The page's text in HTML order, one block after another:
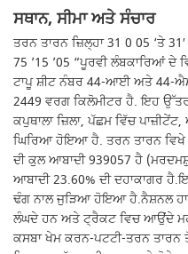
ਸਥਾਨ, ਸੀਮਾ ਅਤੇ ਸੰਚਾਰ
ਤਰਨ ਤਾਰਨ ਜ਼ਿਲ੍ਹਾ 31 0 05 ‘ਤੇ
75 ’15 ’05 “ਪੂਰਵੀ ਲੰਬਕਾਰਿਆਂ
ਟਾਪੂ ਸ਼ੀਟ ਨੰਬਰ 44-ਆਈ ਅਤੇ 44-
2449 ਵਰਗ ਕਿਲੋਮੀਟਰ ਹੈ. ਇਹ
ਕਪੁਥਾਲਾ ਜ਼ਿਲਾ, ਪੱਛਮ ਵਿੱਚ
ਘਿਰਿਆ ਹੋਇਆ ਹੈ. ਤਰਨ ਤਾਰਨ
ਦੀ ਕੁਲ ਆਬਾਦੀ 939057 ਹੈ
ਆਬਾਦੀ 23.60% ਦੀ ਦਹਾਕਾਗਰ
ਢੰਗ ਨਾਲ ਜੁੜਿਆ ਹੋਇਆ ਹੈ.ਨੈਸ਼ਨਲ
ਲੰਘਦੇ ਹਨ ਅਤੇ ਟ੍ਰੈਕਟ ਵਿਚ ਆਉਂਦੇ
ਕਸਬਾ ਖੇਮ ਕਰਨ-ਪਟਟੀ-ਤਰਨ